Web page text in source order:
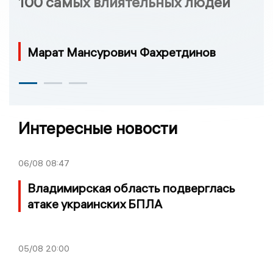
Марат Мансурович Фахретдинов
Интересные новости
06/08 08:47
Владимирская область подверглась
атаке украинских БПЛА
05/08 20:00